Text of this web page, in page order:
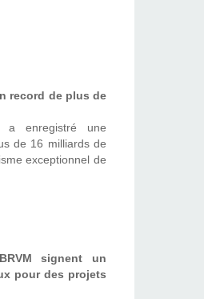
record de plus de
a enregistré une
de 16 milliards de
exceptionnel de
signent un
pour des projets